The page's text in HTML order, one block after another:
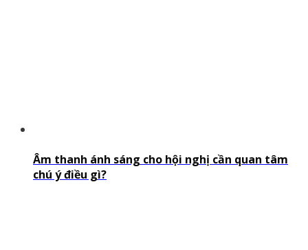
Âm thanh ánh sáng cho hội nghị cần quan tâm
chú ý điều gì?